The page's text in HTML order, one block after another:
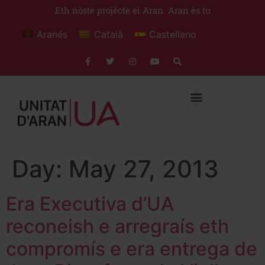
Eth nòste projècte ei Aran. Aran ès tu
Aranés Català Castellano
Day: May 27, 2013
Era Executiva d’UA
reconeish e arregraís eth
compromís e era entrega de